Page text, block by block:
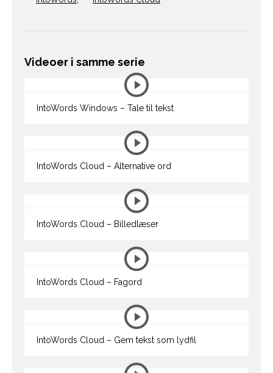
Videoer i samme serie
IntoWords Windows – Tale til tekst
IntoWords Cloud – Alternative ord
IntoWords Cloud – Billedlæser
IntoWords Cloud – Fagord
IntoWords Cloud – Gem tekst som lydfil